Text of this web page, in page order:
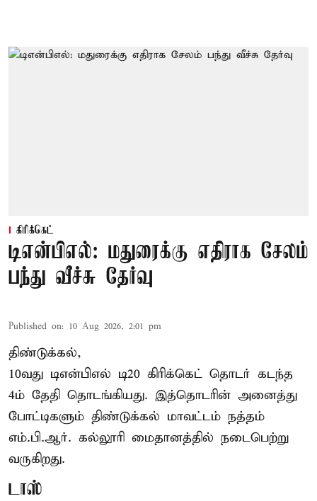
கிரிக்கெட்
டிஎன்பிஎல்: மதுரைக்கு எதிராக சேலம்
பந்து வீச்சு தேர்வு
Published on: 10 Aug 2026, 2:01 pm
திண்டுக்கல்,
10வது டிஎன்பிஎல் டி20 கிரிக்கெட் தொடர் கடந்த
4ம் தேதி தொடங்கியது. இத்தொடரின் அனைத்து
போட்டிகளும் திண்டுக்கல் மாவட்டம் நத்தம்
எம்.பி.ஆர். கல்லூரி மைதானத்தில் நடைபெற்று
வருகிறது.
டாஸ்